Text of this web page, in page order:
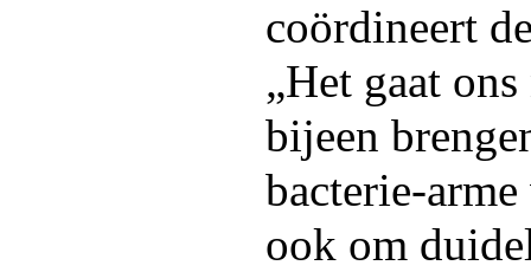
coördineert
„Het gaat
bijeen
bacterie-
ook om